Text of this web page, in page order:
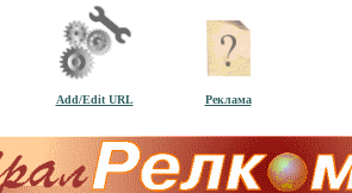
Add/Edit URL Реклама